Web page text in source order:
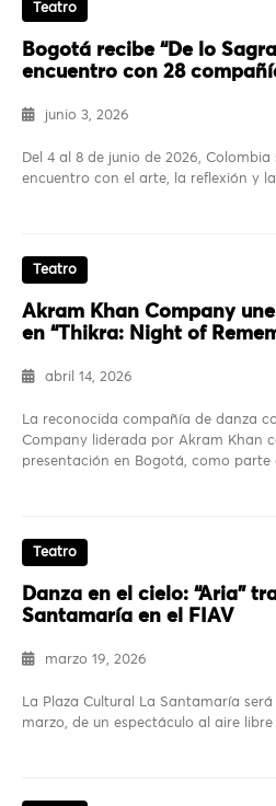
Teatro
Bogotá recibe “De lo
encuentro con 28
junio 3, 2026
Del 4 al 8 de junio de 2026,
encuentro con el arte, la reflexión y
Teatro
Akram Khan Company
en “Thikra: Night of
abril 14, 2026
La reconocida compañía de danza
Company liderada por Akram Khan
presentación en Bogotá, como
Teatro
Danza en el cielo: “Aria”
Santamaría en el FIAV
marzo 19, 2026
La Plaza Cultural La Santamaría
marzo, de un espectáculo al aire